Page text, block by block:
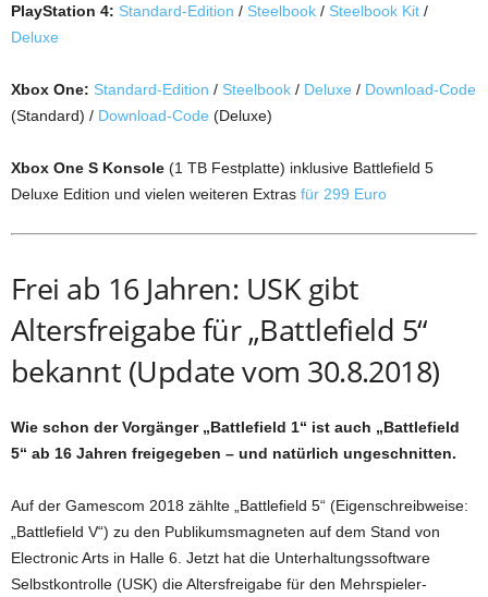
PlayStation 4: Standard-Edition / Steelbook / Steelbook Kit /
Deluxe
Xbox One: Standard-Edition / Steelbook / Deluxe / Download-Code
(Standard) / Download-Code (Deluxe)
Xbox One S Konsole (1 TB Festplatte) inklusive Battlefield 5
Deluxe Edition und vielen weiteren Extras für 299 Euro
Frei ab 16 Jahren: USK gibt
Altersfreigabe für „Battlefield 5“
bekannt (Update vom 30.8.2018)
Wie schon der Vorgänger „Battlefield 1“ ist auch „Battlefield
5“ ab 16 Jahren freigegeben – und natürlich ungeschnitten.
Auf der Gamescom 2018 zählte „Battlefield 5“ (Eigenschreibweise:
„Battlefield V“) zu den Publikumsmagneten auf dem Stand von
Electronic Arts in Halle 6. Jetzt hat die Unterhaltungssoftware
Selbstkontrolle (USK) die Altersfreigabe für den Mehrspieler-